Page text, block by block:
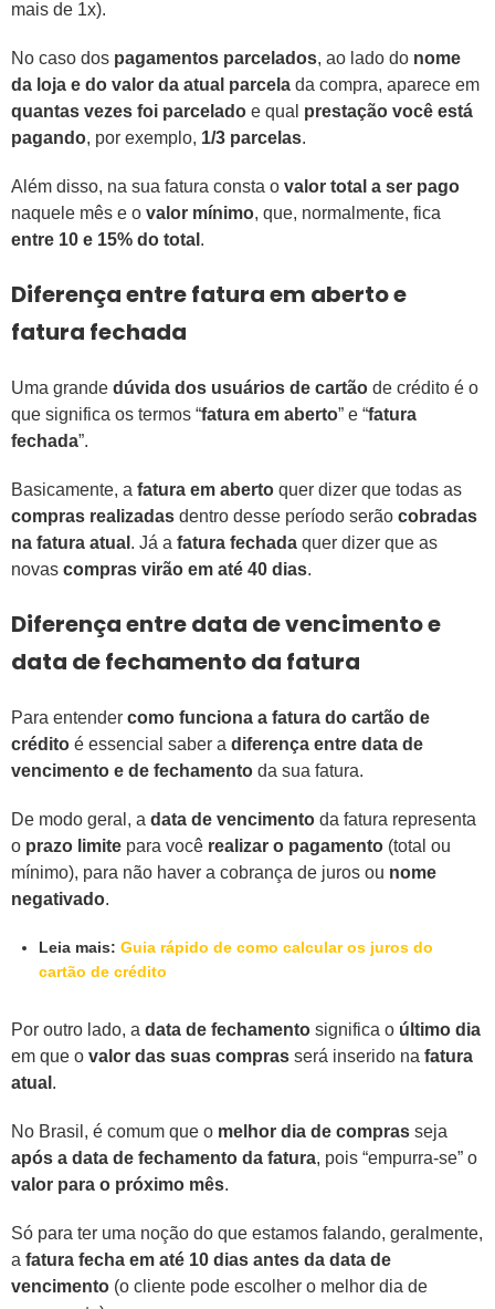
mais de 1x).
No caso dos pagamentos parcelados, ao lado do nome
da loja e do valor da atual parcela da compra, aparece em
quantas vezes foi parcelado e qual prestação você está
pagando, por exemplo, 1/3 parcelas.
Além disso, na sua fatura consta o valor total a ser pago
naquele mês e o valor mínimo, que, normalmente, fica
entre 10 e 15% do total .
Diferença entre fatura em aberto e
fatura fechada
Uma grande dúvida dos usuários de cartão de crédito é o
que significa os termos “fatura em aberto” e “fatura
fechada”.
Basicamente, a fatura em aberto quer dizer que todas as
compras realizadas dentro desse período serão cobradas
na fatura atual . Já a fatura fechada quer dizer que as
novas compras virão em até 40 dias.
Diferença entre data de vencimento e
data de fechamento da fatura
Para entender como funciona a fatura do cartão de
crédito é essencial saber a diferença entre data de
vencimento e de fechamento da sua fatura.
De modo geral, a data de vencimento da fatura representa
o prazo limite para você realizar o pagamento (total ou
mínimo), para não haver a cobrança de juros ou nome
negativado.
Leia mais: Guia rápido de como calcular os juros do
cartão de crédito
Por outro lado, a data de fechamento significa o último dia
em que o valor das suas compras será inserido na fatura
atual .
No Brasil, é comum que o melhor dia de compras seja
após a data de fechamento da fatura, pois “empurra-se” o
valor para o próximo mês.
Só para ter uma noção do que estamos falando, geralmente,
a fatura fecha em até 10 dias antes da data de
vencimento (o cliente pode escolher o melhor dia de